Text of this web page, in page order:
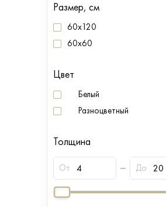
Размер, см
60x120
60x60
Цвет
Белый
Разноцветный
Толщина
От До